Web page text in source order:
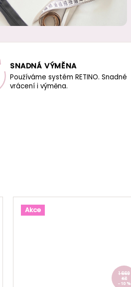
Akce
1 669
Kč
–10 %
SNADNÁ VÝMĚNA
Používáme systém RETINO. Snadné
vrácení i výměna.